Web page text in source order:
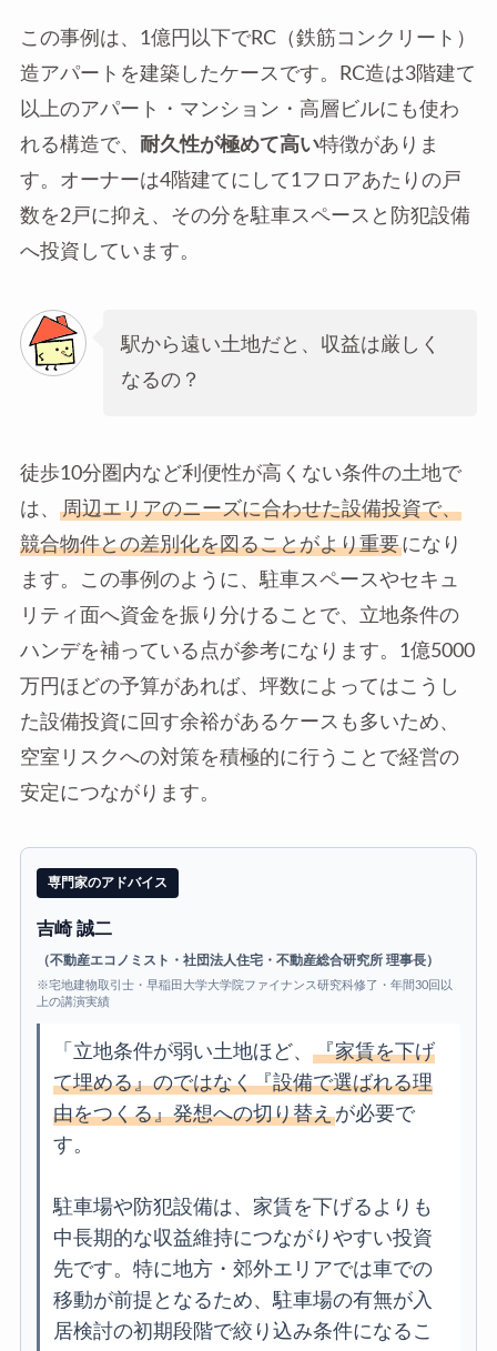
この事例は、1億円以下でRC（鉄筋コンクリート）
造アパートを建築したケースです。RC造は3階建て
以上のアパート・マンション・高層ビルにも使わ
れる構造で、 耐久性が極めて高い特徴がありま
す。オーナーは4階建てにして1フロアあたりの戸
数を2戸に抑え、その分を駐車スペースと防犯設備
へ投資しています。
駅から遠い土地だと、収益は厳しく
なるの？
徒歩10分圏内など利便性が高くない条件の土地で
は、
周辺エリアのニーズに合わせた設備投資で、
競合物件との差別化を図ることがより重要になり
ます。この事例のように、駐車スペースやセキュ
リティ面へ資金を振り分けることで、立地条件の
ハンデを補っている点が参考になります。1億5000
万円ほどの予算があれば、坪数によってはこうし
た設備投資に回す余裕があるケースも多いため、
空室リスクへの対策を積極的に行うことで経営の
安定につながります。
専門家のアドバイス
吉崎 誠二
（不動産エコノミスト・社団法人住宅・不動産総合研究所 理事長）
※宅地建物取引士・早稲田大学大学院ファイナンス研究科修了・年間30回以
上の講演実績
「立地条件が弱い土地ほど、
『家賃を下げ
て埋める』のではなく『設備で選ばれる理
由をつくる』発想への切り替えが必要で
す。
駐車場や防犯設備は、家賃を下げるよりも
中長期的な収益維持につながりやすい投資
先です。特に地方・郊外エリアでは車での
移動が前提となるため、駐車場の有無が入
居検討の初期段階で絞り込み条件になるこ